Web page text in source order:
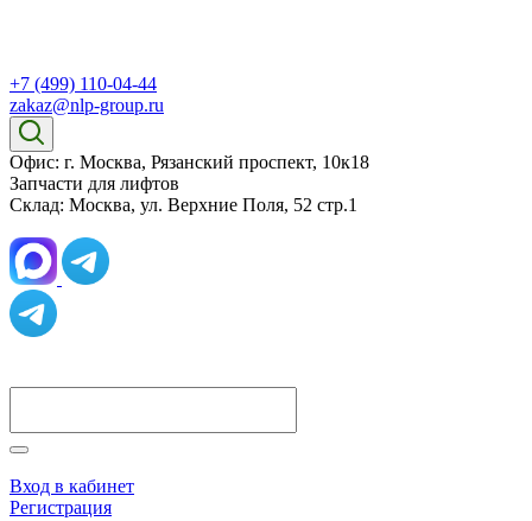
+7 (499) 110-04-44
zakaz@nlp-group.ru
Офис: г. Москва, Рязанский проспект, 10к18
Запчасти для лифтов
Склад: Москва, ул. Верхние Поля, 52 стр.1
Вход в кабинет
Регистрация